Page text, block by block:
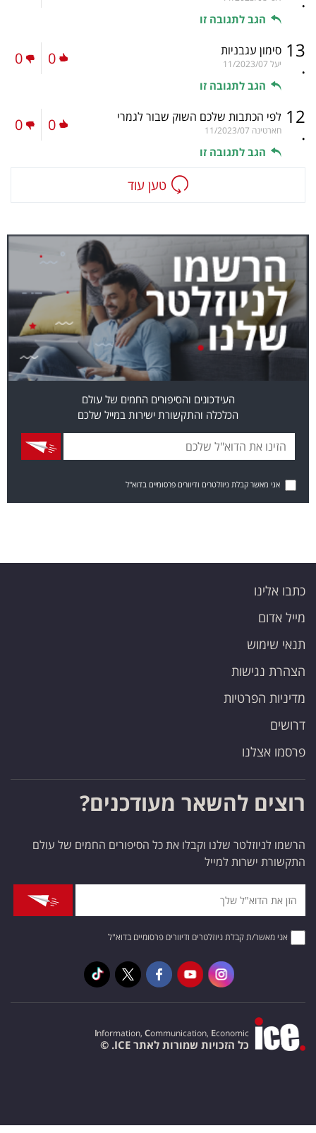
הגב לתגובה זו
13
.
סימון עגבניות
יעל 11/2023/07
הגב לתגובה זו
0
0
12
.
לפי הכתבות שלכם השוק שבור לגמרי
חארטינה 11/2023/07
הגב לתגובה זו
0
0
טען עוד
העידכונים והסיפורים החמים של עולם
הכלכלה והתקשורת ישירות במייל שלכם
אני מאשר קבלת ניוזלטרים ודיוורים פרסומיים בדוא"ל
כתבו אלינו
מייל אדום
תנאי שימוש
הצהרת נגישות
מדיניות הפרטיות
דרושים
פרסמו אצלנו
רוצים להשאר מעודכנים?
הרשמו לניוזלטר שלנו וקבלו את כל הסיפורים החמים של עולם
התקשורת ישרות למייל
אני מאשר/ת קבלת ניוזלטרים ודיוורים פרסומיים בדוא"ל
Information, Communication, Economic
כל הזכויות שמורות לאתר ICE. ©